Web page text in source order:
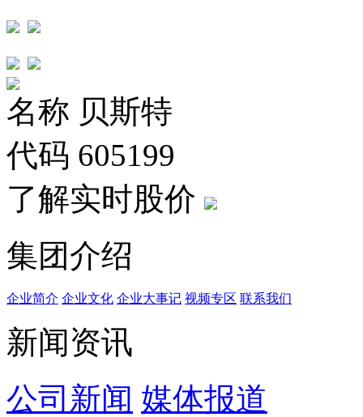
名称 贝斯特
代码 605199
了解实时股价
集团介绍
企业简介 企业文化 企业⼤事记 视频专区 联系我们
新闻资讯
公司新闻 媒体报道